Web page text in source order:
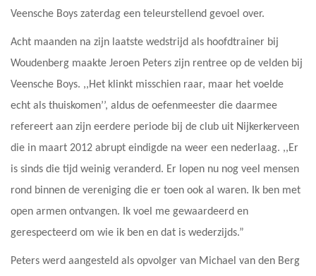
Veensche Boys zaterdag een teleurstellend gevoel over.
Acht maanden na zijn laatste wedstrijd als hoofdtrainer bij
Woudenberg maakte Jeroen Peters zijn rentree op de velden bij
Veensche Boys. ,,Het klinkt misschien raar, maar het voelde
echt als thuiskomen’’, aldus de oefenmeester die daarmee
refereert aan zijn eerdere periode bij de club uit Nijkerkerveen
die in maart 2012 abrupt eindigde na weer een nederlaag. ,,Er
is sinds die tijd weinig veranderd. Er lopen nu nog veel mensen
rond binnen de vereniging die er toen ook al waren. Ik ben met
open armen ontvangen. Ik voel me gewaardeerd en
gerespecteerd om wie ik ben en dat is wederzijds.”
Peters werd aangesteld als opvolger van Michael van den Berg